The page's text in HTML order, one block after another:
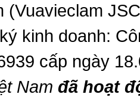
kinh doanh:
cấp ngày
Nam đã hoạt